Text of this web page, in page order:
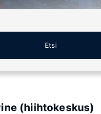
Etsi
(hiihtokeskus)